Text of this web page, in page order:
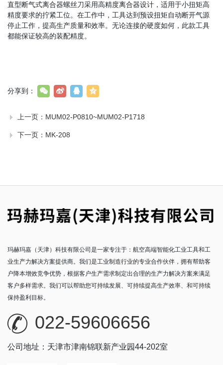
直型断气式离合器螺丝刀采用高精度离合器设计，适用于小扭矩高
精度要求的拧紧工位。在工作中，工具达到预设扭矩自动断开气源
停止工作，提高生产质量和效率。无论连接的硬度如何，此款工具
都能保证较高的装配精度。
上一页： MUM02-P0810~MUM02-P1718
下一页： MK-208
分享到：
玛赫玛嘉（天津）科技有限公司是一家专注于：航空高端智能化工业工具和工
业生产力解决方案提供商。我们是工业制造行业的专业合作伙伴，拥有帮助客
户降本增效竞争优势，根据客户生产需求制定出合理的生产力解决方案来满足
客户多样需求。我们可以帮助您可持续发展、可持续提高生产效率、和可持续
保持盈利目标。
022-59606656
公司地址：天津市津南锦联新产业园44-202室